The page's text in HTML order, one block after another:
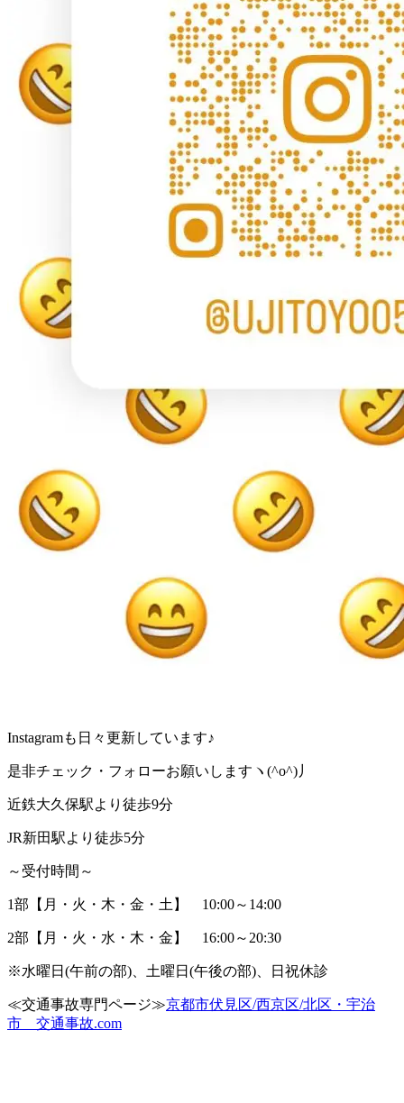
Instagramも日々更新しています♪
是非チェック・フォローお願いしますヽ(^o^)丿
近鉄大久保駅より徒歩9分
JR新田駅より徒歩5分
～受付時間～
1部【月・火・木・金・土】 10:00～14:00
2部【月・火・水・木・金】 16:00～20:30
※水曜日(午前の部)、土曜日(午後の部)、日祝休診
≪交通事故専門ページ≫京都市伏見区/西京区/北区・宇治
市 交通事故.com